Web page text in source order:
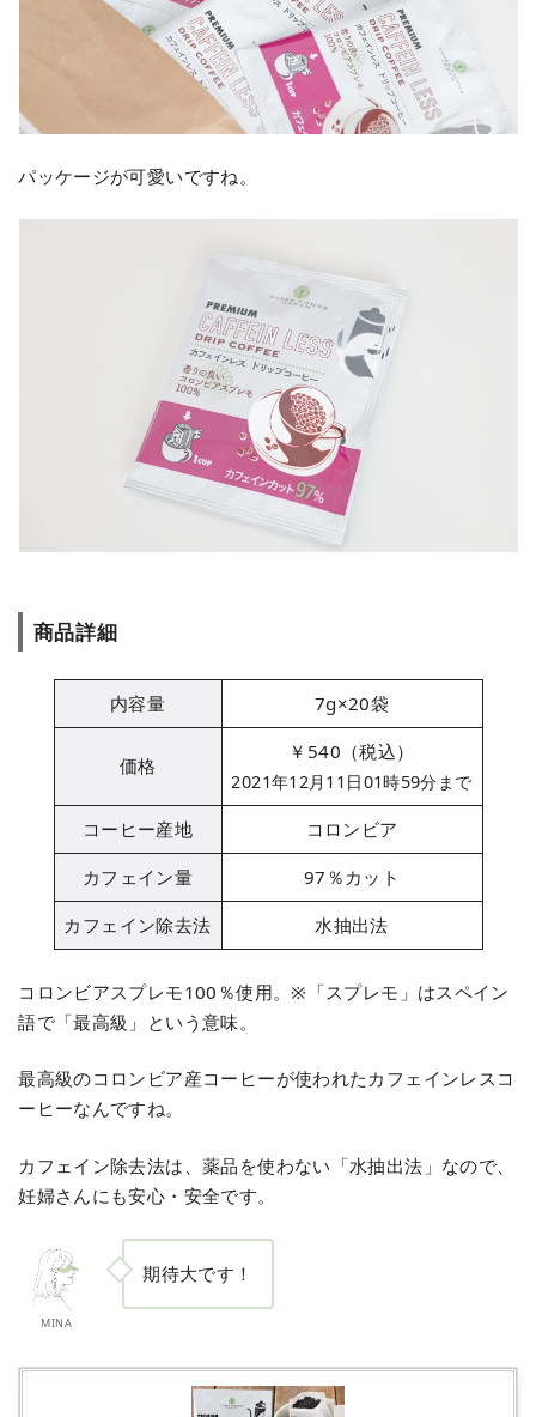
パッケージが可愛いですね。
商品詳細
内容量 7g×20袋
価格
￥540（税込）
2021年12月11日01時59分まで
コーヒー産地
コロンビア
カフェイン量
97％カット
カフェイン除去法
水抽出法
コロンビアスプレモ100％使用。※「スプレモ」はスペイン
語で「最高級」という意味。
最高級のコロンビア産コーヒーが使われたカフェインレスコ
ーヒーなんですね。
カフェイン除去法は、薬品を使わない「水抽出法」なので、
妊婦さんにも安心・安全です。
MINA
期待大です！